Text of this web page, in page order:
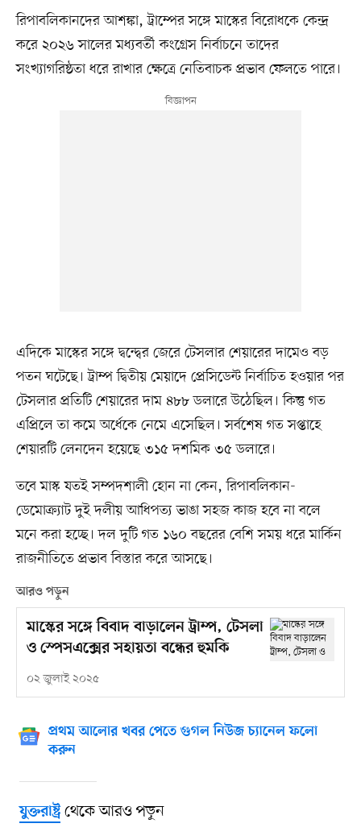
রিপাবলিকানদের আশঙ্কা, ট্রাম্পের সঙ্গে মাস্কের বিরোধকে কেন্দ্র
করে ২০২৬ সালের মধ্যবর্তী কংগ্রেস নির্বাচনে তাদের
সংখ্যাগরিষ্ঠতা ধরে রাখার ক্ষেত্রে নেতিবাচক প্রভাব ফেলতে পারে।
এদিকে মাস্কের সঙ্গে দ্বন্দ্বের জেরে টেসলার শেয়ারের দামেও বড়
পতন ঘটেছে। ট্রাম্প দ্বিতীয় মেয়াদে প্রেসিডেন্ট নির্বাচিত হওয়ার পর
টেসলার প্রতিটি শেয়ারের দাম ৪৮৮ ডলারে উঠেছিল। কিন্তু গত
এপ্রিলে তা কমে অর্ধেকে নেমে এসেছিল। সর্বশেষ গত সপ্তাহে
শেয়ারটি লেনদেন হয়েছে ৩১৫ দশমিক ৩৫ ডলারে।
তবে মাস্ক যতই সম্পদশালী হোন না কেন, রিপাবলিকান-
ডেমোক্র্যাট দুই দলীয় আধিপত্য ভাঙা সহজ কাজ হবে না বলে
মনে করা হচ্ছে। দল দুটি গত ১৬০ বছরের বেশি সময় ধরে মার্কিন
রাজনীতিতে প্রভাব বিস্তার করে আসছে।
আরও পড়ুন
মাস্কের সঙ্গে বিবাদ বাড়ালেন ট্রাম্প, টেসলা
ও স্পেসএক্সের সহায়তা বন্ধের হুমকি
০২ জুলাই ২০২৫
প্রথম আলোর খবর পেতে গুগল নিউজ চ্যানেল ফলো
করুন
যুক্তরাষ্ট্রথেকে আরও পড়ুন